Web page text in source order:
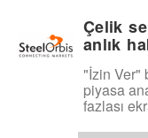
Çelik
anlık
"İzin Ver"
piyasa
fazlası